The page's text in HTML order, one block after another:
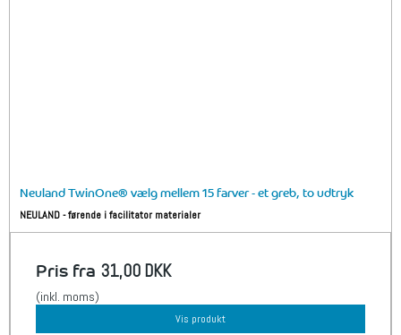
Neuland TwinOne® vælg mellem 15 farver - et greb, to udtryk
NEULAND - førende i facilitator materialer
Pris fra 31,00 DKK
(inkl. moms)
Vis produkt